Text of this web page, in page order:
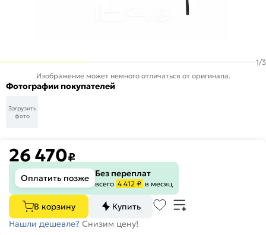
1/3
Изображение может немного отличаться от оригинала.
Фотографии покупателей
Загрузить
фото
26 470₽
Оплатить позже Без переплат
всего 4 412 ₽ в месяц
В корзину
Купить
Нашли дешевле? Снизим цену!